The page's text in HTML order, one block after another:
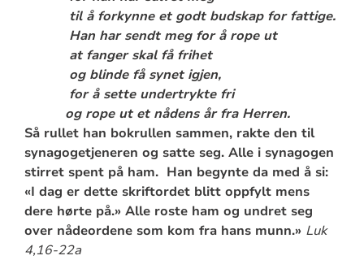
til å forkynne et godt budskap for fattige.
Han har sendt meg for å rope ut
at fanger skal få frihet
og blinde få synet igjen,
for å sette undertrykte fri
og rope ut et nådens år fra Herren.
Så rullet han bokrullen sammen, rakte den til
synagogetjeneren og satte seg. Alle i synagogen
stirret spent på ham. Han begynte da med å si:
«I dag er dette skriftordet blitt oppfylt mens
dere hørte på.» Alle roste ham og undret seg
over nådeordene som kom fra hans munn.» Luk
4,16-22a